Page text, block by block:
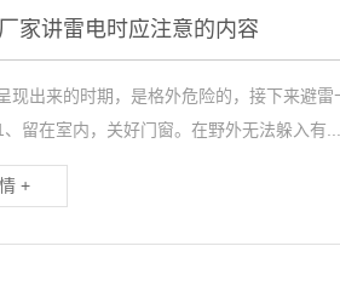
家讲雷电时应注意的内容
现出来的时期，是格外危险的，接下来避
留在室内，关好门窗。在野外无法躲入有...
+